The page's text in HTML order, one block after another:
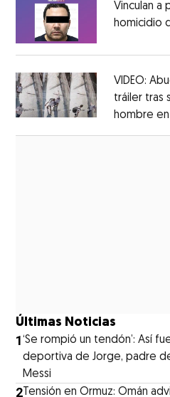
Vinculan a
homicidio
VIDEO:
tráiler tras
hombre
Últimas Noticias
1‘Se rompió un tendón’: Así
deportiva de Jorge, padre
Messi
2 Tensión en Ormuz: Omán